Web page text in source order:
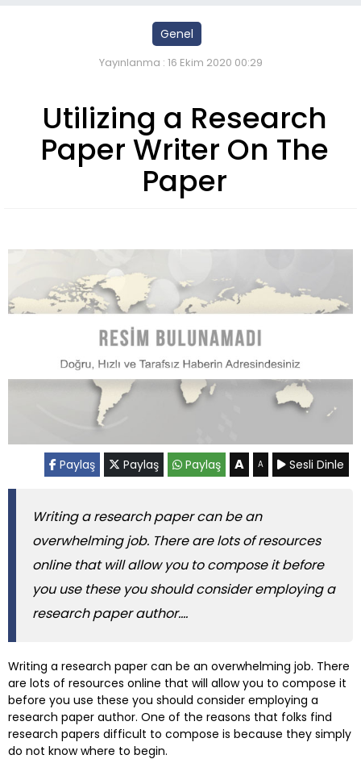
Genel
Yayınlanma : 16 Ekim 2020 00:29
Utilizing a Research
Paper Writer On The
Paper
Paylaş Paylaş Paylaş A A Sesli Dinle
Writing a research paper can be an
overwhelming job. There are lots of resources
online that will allow you to compose it before
you use these you should consider employing a
research paper author....
Writing a research paper can be an overwhelming job. There
are lots of resources online that will allow you to compose it
before you use these you should consider employing a
research paper author. One of the reasons that folks find
research papers difficult to compose is because they simply
do not know where to begin.